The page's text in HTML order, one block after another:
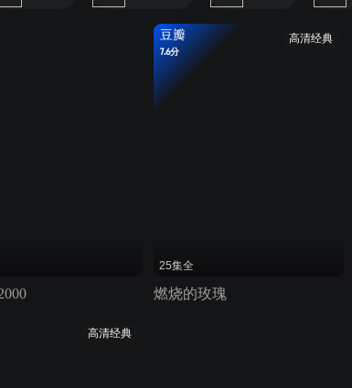
高清经典
豆瓣
7.6分
25集全
燃烧的玫瑰
高清经典